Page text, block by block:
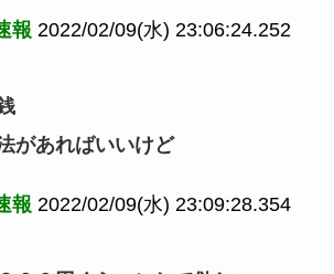
報 2022/02/09(水) 23:06:24.252
があればいいけど
報 2022/02/09(水) 23:09:28.354